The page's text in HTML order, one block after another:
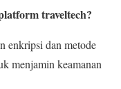
traveltech?
enkripsi dan metode
menjamin keamanan